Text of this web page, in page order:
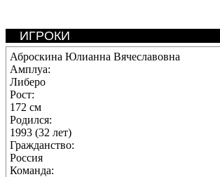
ИГРОКИ
Аброскина Юлианна Вячеславовна
Амплуа:
Либеро
Рост:
172 см
Родился:
1993 (32 лет)
Гражданство:
Россия
Команда: